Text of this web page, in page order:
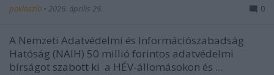
poklaszlo • 2026. április 29. 0
A Nemzeti Adatvédelmi és Információszabadság
Hatóság (NAIH) 50 millió forintos adatvédelmi
bírságot szabott ki a HÉV-állomásokon és ...